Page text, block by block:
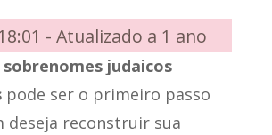
- Atualizado a 1 ano
sobrenomes judaicos
pode ser o primeiro passo
deseja reconstruir sua